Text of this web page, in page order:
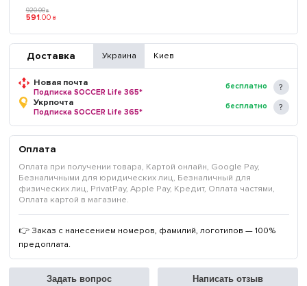
920.00 ₴
591. 00 ₴
Доставка Украина Киев
Новая почта
Подписка SOCCER Life 365*
бесплатно
Укрпочта
Подписка SOCCER Life 365*
бесплатно
Оплата
Оплата при получении товара, Картой онлайн, Google Pay,
Безналичными для юридических лиц, Безналичный для
физических лиц, PrivatPay, Apple Pay, Кредит, Оплата частями,
Оплата картой в магазине.
👉 Заказ с нанесением номеров, фамилий, логотипов — 100%
предоплата.
Задать вопрос Написать отзыв